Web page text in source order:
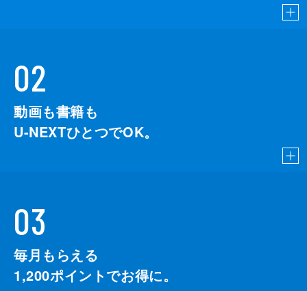
02
動画も書籍も
U-NEXTひとつでOK。
03
毎月もらえる
1,200ポイントでお得に。